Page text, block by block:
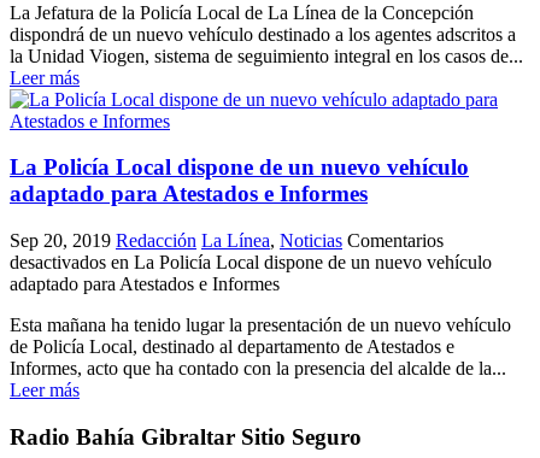
La Jefatura de la Policía Local de La Línea de la Concepción
dispondrá de un nuevo vehículo destinado a los agentes adscritos a
la Unidad Viogen, sistema de seguimiento integral en los casos de...
Leer más
La Policía Local dispone de un nuevo vehículo
adaptado para Atestados e Informes
Sep 20, 2019 Redacción La Línea, Noticias Comentarios
desactivados en La Policía Local dispone de un nuevo vehículo
adaptado para Atestados e Informes
Esta mañana ha tenido lugar la presentación de un nuevo vehículo
de Policía Local, destinado al departamento de Atestados e
Informes, acto que ha contado con la presencia del alcalde de la...
Leer más
Radio Bahía Gibraltar Sitio Seguro